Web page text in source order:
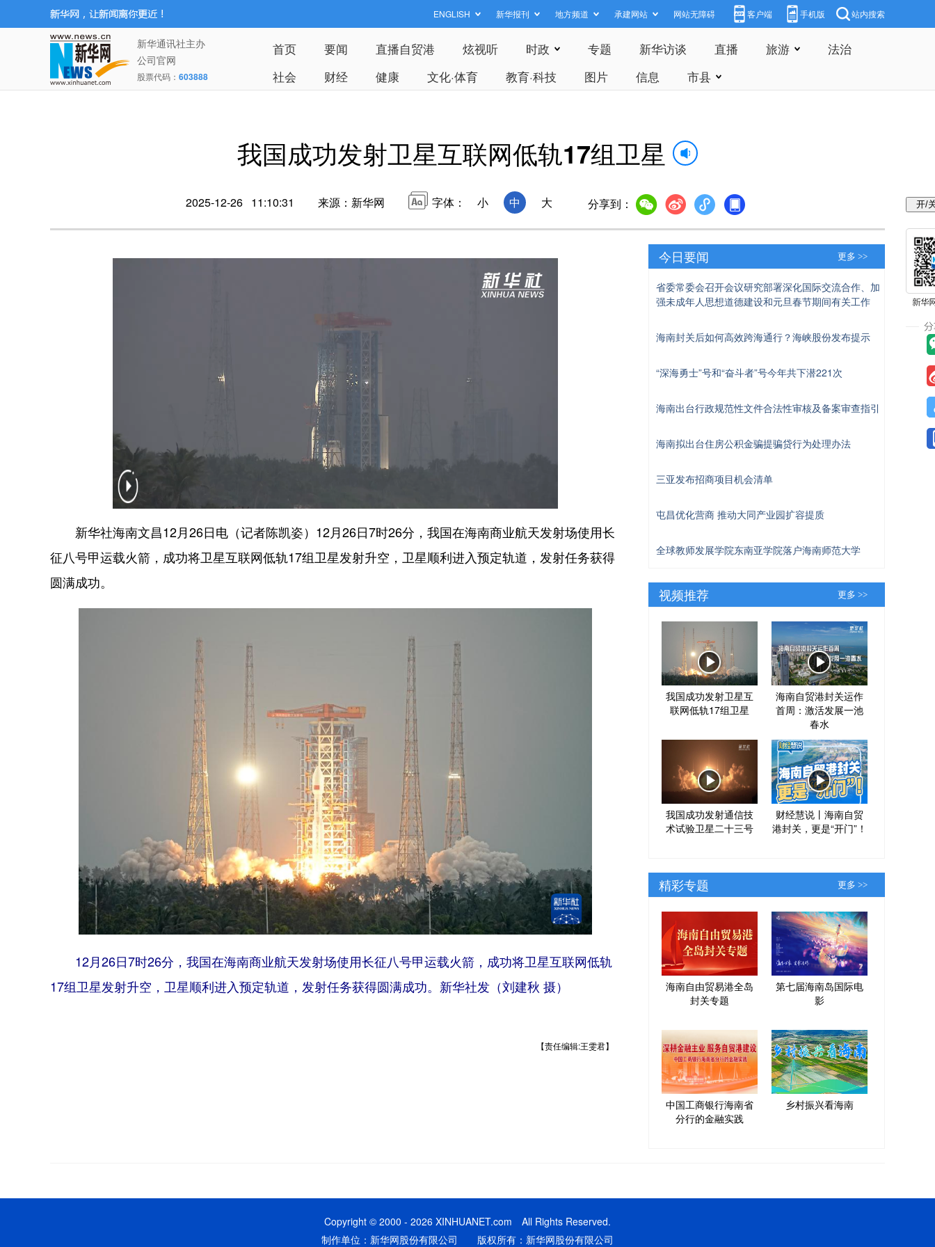
ENGLISH 新华报刊 地方频道 承建网站 网站无障碍 客户端 手机版 站内搜索
新华通讯社主办
公司官网
股票代码： 603888
首页 要闻 直播自贸港 炫视听 时政 专题 新华访谈 直播 旅游
法治
社会
财经 健康 文化·体育 教育·科技 图片 信息 市县
我国成功发射卫星互联网低轨17组卫星
2025-12-26 11:10:31 来源：新华网 字体： 小 中 大 分享到：
新华社海南文昌12月26日电（记者陈凯姿）12月26日7时26分，我国在海南商业航天发射场使用长
征八号甲运载火箭，成功将卫星互联网低轨17组卫星发射升空，卫星顺利进入预定轨道，发射任务获得
圆满成功。
12月26日7时26分，我国在海南商业航天发射场使用长征八号甲运载火箭，成功将卫星互联网低轨
17组卫星发射升空，卫星顺利进入预定轨道，发射任务获得圆满成功。新华社发（刘建秋 摄）
【责任编辑:王雯君】
今日要闻 更多 >>
省委常委会召开会议研究部署深化国际交流合作、加
强未成年人思想道德建设和元旦春节期间有关工作
海南封关后如何高效跨海通行？海峡股份发布提示
“深海勇士”号和“奋斗者”号今年共下潜221次
海南出台行政规范性文件合法性审核及备案审查指引
海南拟出台住房公积金骗提骗贷行为处理办法
三亚发布招商项目机会清单
屯昌优化营商 推动大同产业园扩容提质
全球教师发展学院东南亚学院落户海南师范大学
视频推荐 更多 >>
我国成功发射卫星互
联网低轨17组卫星
海南自贸港封关运作
首周：激活发展一池
春水
我国成功发射通信技
术试验卫星二十三号
财经慧说丨海南自贸
港封关，更是“开门”！
精彩专题 更多 >>
海南自由贸易港全岛
封关专题
第七届海南岛国际电
影
中国工商银行海南省
分行的金融实践
乡村振兴看海南
Copyright © 2000 - 2026 XINHUANET.com All Rights Reserved.
制作单位：新华网股份有限公司 版权所有：新华网股份有限公司